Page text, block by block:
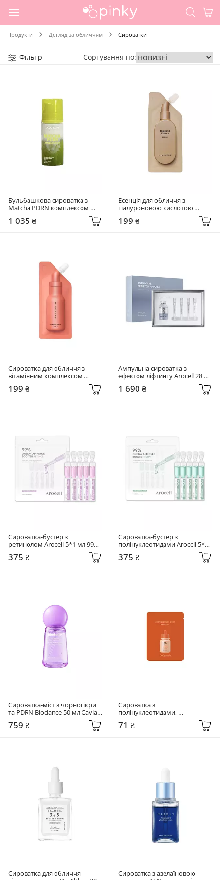
Продукти Догляд за обличчям Сироватки
Фільтр Сортування по:
Бульбашкова сироватка з
Matcha PDRN комплексом
Lalarecipe 95 мл Matcha PDRN
Bubble Serum
1 035 ₴
Есенція для обличчя з
гіалуроновою кислотою
Essence
199 ₴
Сироватка для обличчя з
вітамінним комплексом
Hidehere 25 мл Vita Elixir Serum
199 ₴
Ампульна сироватка з
ефектом ліфтингу Arocell 28 мл
Botulcare Primetox Ampoule
1 690 ₴
Сироватка-бустер з
ретинолом Arocell 5*1 мл 99%
Retinol
375 ₴
Сироватка-бустер з
полінуклеотидами Arocell 5*1
Ampoule PDRN
375 ₴
Сироватка-міст з чорної ікри
та PDRN Biodance 50 мл Caviar
759 ₴
Сироватка з
полінуклеотидами,
ретинолом та спікулами Dr.
Ceuracle 2 мл PDRN & Retinol
71 ₴
Сироватка для обличчя
Сироватка з азелаїновою